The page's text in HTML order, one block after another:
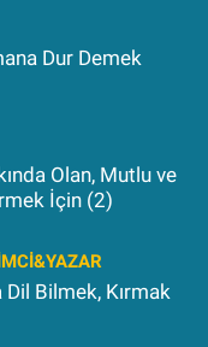
Dur Demek
Olan, Mutlu ve
İçin (2)
Bilmek, Kırmak